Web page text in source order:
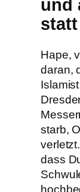
und
Hape,
daran,
starb,
dass